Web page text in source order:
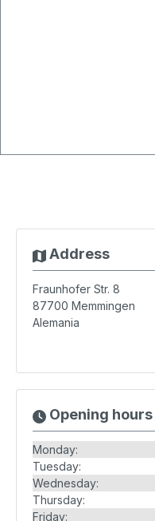
Address
Fraunhofer Str. 8
87700 Memmingen
Alemania
Opening hours
Monday:
Tuesday:
Wednesday:
Thursday:
Friday: